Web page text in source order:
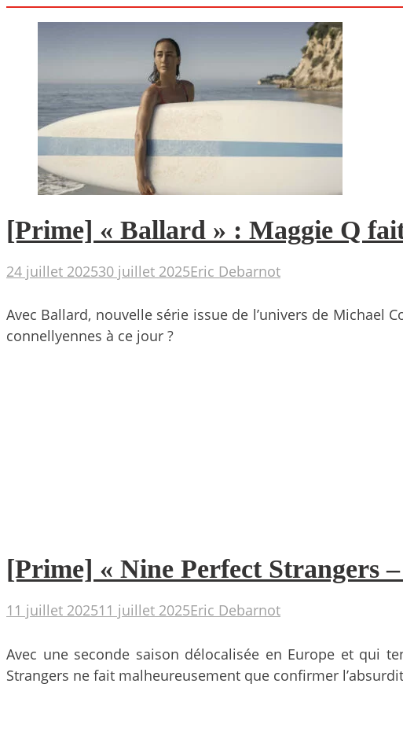
[Prime] « Ballard » : Maggie Q
24 juillet 202530 juillet 2025Eric Debarnot
Avec Ballard, nouvelle série issue de l’univers de Michael
connellyennes à ce jour ?
[Prime] « Nine Perfect Strangers
11 juillet 202511 juillet 2025Eric Debarnot
Avec une seconde saison délocalisée en Europe et qui
Strangers ne fait malheureusement que confirmer